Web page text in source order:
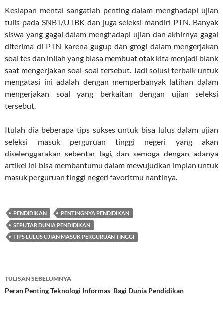
Kesiapan mental sangatlah penting dalam menghadapi ujian
tulis pada SNBT/UTBK dan juga seleksi mandiri PTN. Banyak
siswa yang gagal dalam menghadapi ujian dan akhirnya gagal
diterima di PTN karena gugup dan grogi dalam mengerjakan
soal tes dan inilah yang biasa membuat otak kita menjadi blank
saat mengerjakan soal-soal tersebut. Jadi solusi terbaik untuk
mengatasi ini adalah dengan memperbanyak latihan dalam
mengerjakan soal yang berkaitan dengan ujian seleksi
tersebut.
Itulah dia beberapa tips sukses untuk bisa lulus dalam ujian
seleksi masuk perguruan tinggi negeri yang akan
diselenggarakan sebentar lagi, dan semoga dengan adanya
artikel ini bisa membantumu dalam mewujudkan impian untuk
masuk perguruan tinggi negeri favoritmu nantinya.
PENDIDIKAN
PENTINGNYA PENDIDIKAN
SEPUTAR DUNIA PENDIDIKAN
TIPS LULUS UJIAN MASUK PERGURUAN TINGGI
Navigasi
Tulisan
TULISAN SEBELUMNYA
Peran Penting Teknologi Informasi Bagi Dunia Pendidikan